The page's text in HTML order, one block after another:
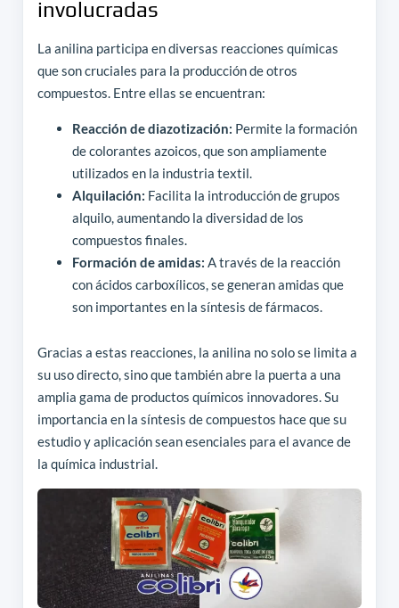
involucradas
La anilina participa en diversas reacciones químicas
que son cruciales para la producción de otros
compuestos. Entre ellas se encuentran:
Reacción de diazotización: Permite la formación
de colorantes azoicos, que son ampliamente
utilizados en la industria textil.
Alquilación: Facilita la introducción de grupos
alquilo, aumentando la diversidad de los
compuestos finales.
Formación de amidas: A través de la reacción
con ácidos carboxílicos, se generan amidas que
son importantes en la síntesis de fármacos.
Gracias a estas reacciones, la anilina no solo se limita a
su uso directo, sino que también abre la puerta a una
amplia gama de productos químicos innovadores. Su
importancia en la síntesis de compuestos hace que su
estudio y aplicación sean esenciales para el avance de
la química industrial.